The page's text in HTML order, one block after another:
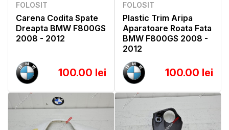
FOLOSIT
Carena Codita Spate
Dreapta BMW F800GS
2008 - 2012
100.00 lei
FOLOSIT
Plastic Trim Aripa
Aparatoare Roata Fata
BMW F800GS 2008 -
2012
100.00 lei